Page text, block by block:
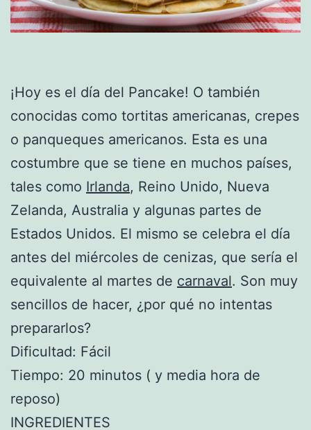
¡Hoy es el día del Pancake! O también
conocidas como tortitas americanas, crepes
o panqueques americanos. Esta es una
costumbre que se tiene en muchos países,
tales como Irlanda, Reino Unido, Nueva
Zelanda, Australia y algunas partes de
Estados Unidos. El mismo se celebra el día
antes del miércoles de cenizas, que sería el
equivalente al martes de carnaval. Son muy
sencillos de hacer, ¿por qué no intentas
prepararlos?
Dificultad: Fácil
Tiempo: 20 minutos ( y media hora de
reposo)
INGREDIENTES